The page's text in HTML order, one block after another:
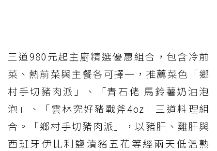
三道980元起主廚精選優惠組合，包含冷前
菜、熱前菜與主餐各可擇一，推薦菜色「鄉
村手切豬肉派」、「青石佬 馬鈴薯奶油泡
泡」、「雲林究好豬戰斧4oz」三道料理組
合。「鄉村手切豬肉派」，以豬肝、雞肝與
西班牙伊比利鹽漬豬五花等經兩天低溫熟